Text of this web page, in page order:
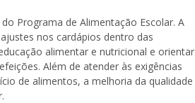
Programa de Alimentação Escolar. A
nos cardápios dentro das
alimentar e nutricional e orientar
Além de atender às exigências
de alimentos, a melhoria da qualidade